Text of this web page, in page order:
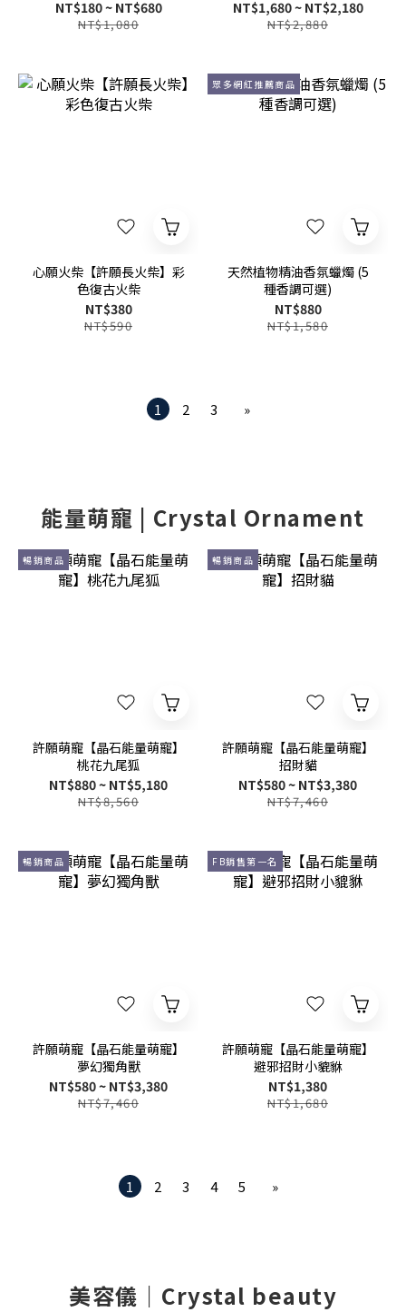
NT$180 ~ NT$680
NT$1,080
化│鼠尾草、聖木、許願蠟
燭、雪松等適用
NT$1,680 ~ NT$2,180
NT$2,880
心願火柴【許願長火柴】彩
色復古火柴
NT$380
NT$590
眾多網紅推薦商品
天然植物精油香氛蠟燭 (5
種香調可選)
NT$880
NT$1,580
1 2 3 »
能量萌寵 | Crystal Ornament
暢銷商品
許願萌寵【晶石能量萌寵】
桃花九尾狐
NT$880 ~ NT$5,180
NT$8,560
暢銷商品
許願萌寵【晶石能量萌寵】
招財貓
NT$580 ~ NT$3,380
NT$7,460
暢銷商品
許願萌寵【晶石能量萌寵】
夢幻獨角獸
NT$580 ~ NT$3,380
NT$7,460
FB銷售第一名
許願萌寵【晶石能量萌寵】
避邪招財小貔貅
NT$1,380
NT$1,680
1 2 3 4 5 »
美容儀｜Crystal beauty